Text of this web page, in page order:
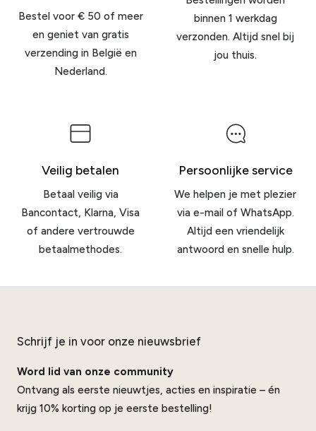
Bestel voor € 50 of meer
en geniet van gratis
verzending in België en
Nederland.
binnen 1 werkdag
verzonden. Altijd snel bij
jou thuis.
Veilig betalen
Betaal veilig via
Bancontact, Klarna, Visa
of andere vertrouwde
betaalmethodes.
Persoonlijke service
We helpen je met plezier
via e-mail of WhatsApp.
Altijd een vriendelijk
antwoord en snelle hulp.
Schrijf je in voor onze nieuwsbrief
Word lid van onze community
Ontvang als eerste nieuwtjes, acties en inspiratie – én
krijg 10% korting op je eerste bestelling!